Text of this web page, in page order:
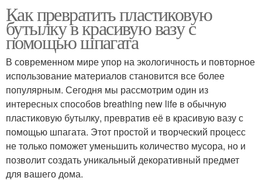
Как превратить пластиковую
бутылку в красивую вазу с
помощью шпагата
В современном мире упор на экологичность и повторное
использование материалов становится все более
популярным. Сегодня мы рассмотрим один из
интересных способов breathing new life в обычную
пластиковую бутылку, превратив её в красивую вазу с
помощью шпагата. Этот простой и творческий процесс
не только поможет уменьшить количество мусора, но и
позволит создать уникальный декоративный предмет
для вашего дома.